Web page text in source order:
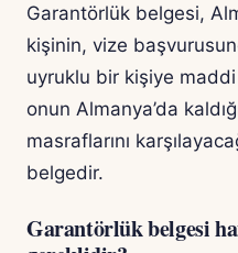
Garantörlük belgesi,
kişinin, vize
uyruklu bir kişiye maddi
onun Almanya’da
masraflarını
belgedir.
Garantörlük belgesi